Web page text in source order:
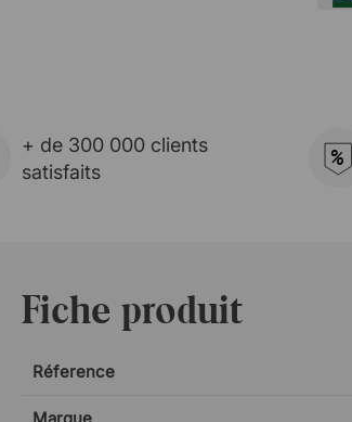
+ de 300 000 clients
satisfaits
%
Fiche produit
Réference